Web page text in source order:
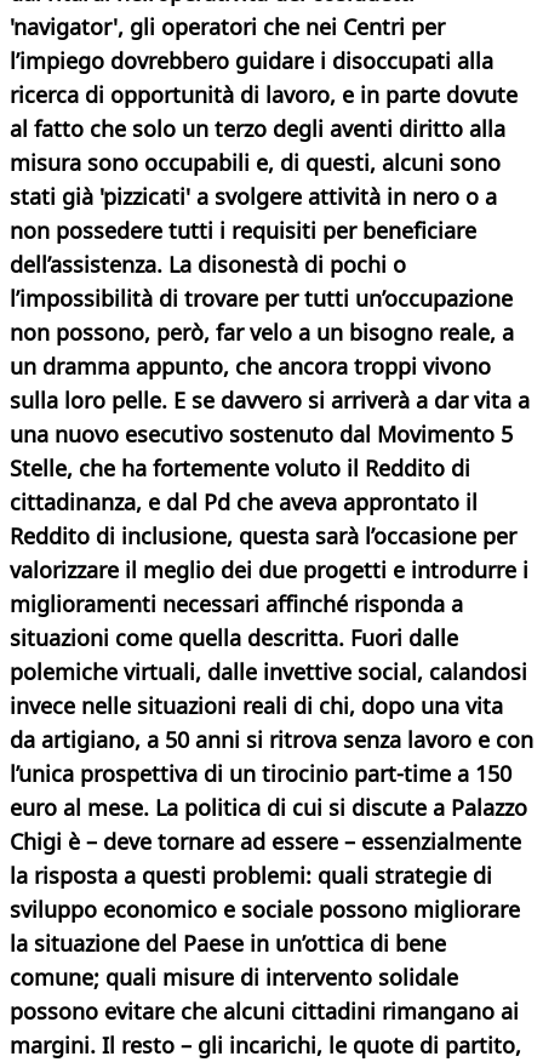
'navigator', gli operatori che nei Centri per
l’impiego dovrebbero guidare i disoccupati alla
ricerca di opportunità di lavoro, e in parte dovute
al fatto che solo un terzo degli aventi diritto alla
misura sono occupabili e, di questi, alcuni sono
stati già 'pizzicati' a svolgere attività in nero o a
non possedere tutti i requisiti per beneficiare
dell’assistenza. La disonestà di pochi o
l’impossibilità di trovare per tutti un’occupazione
non possono, però, far velo a un bisogno reale, a
un dramma appunto, che ancora troppi vivono
sulla loro pelle. E se davvero si arriverà a dar vita a
una nuovo esecutivo sostenuto dal Movimento 5
Stelle, che ha fortemente voluto il Reddito di
cittadinanza, e dal Pd che aveva approntato il
Reddito di inclusione, questa sarà l’occasione per
valorizzare il meglio dei due progetti e introdurre i
miglioramenti necessari affinché risponda a
situazioni come quella descritta. Fuori dalle
polemiche virtuali, dalle invettive social, calandosi
invece nelle situazioni reali di chi, dopo una vita
da artigiano, a 50 anni si ritrova senza lavoro e con
l’unica prospettiva di un tirocinio part-time a 150
euro al mese. La politica di cui si discute a Palazzo
Chigi è – deve tornare ad essere – essenzialmente
la risposta a questi problemi: quali strategie di
sviluppo economico e sociale possono migliorare
la situazione del Paese in un’ottica di bene
comune; quali misure di intervento solidale
possono evitare che alcuni cittadini rimangano ai
margini. Il resto – gli incarichi, le quote di partito,